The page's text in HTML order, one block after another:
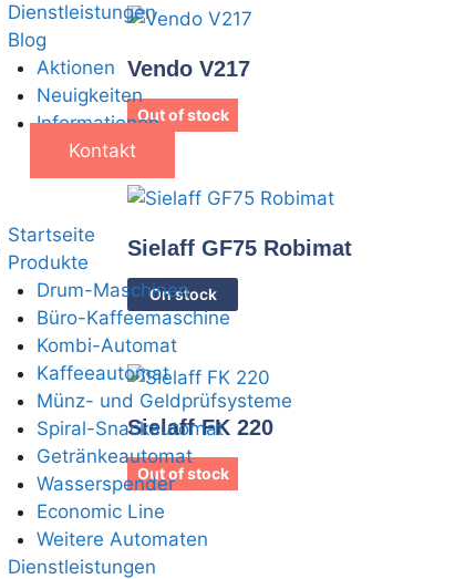
Dienstleistungen
Blog
Aktionen
Neuigkeiten
Informationen
Kontakt
Startseite
Produkte
Drum-Maschinen
Büro-Kaffeemaschine
Kombi-Automat
Kaffeeautomat
Münz- und Geldprüfsysteme
Spiral-Snackautomat
Getränkeautomat
Wasserspender
Economic Line
Weitere Automaten
Dienstleistungen
Vendo V217
Out of stock
Sielaff GF75 Robimat
On stock
Sielaff FK 220
Out of stock